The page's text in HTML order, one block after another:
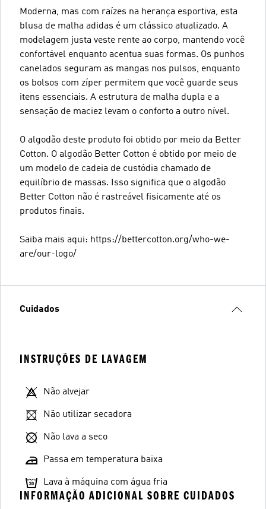
Moderna, mas com raízes na herança esportiva, esta
blusa de malha adidas é um clássico atualizado. A
modelagem justa veste rente ao corpo, mantendo você
confortável enquanto acentua suas formas. Os punhos
canelados seguram as mangas nos pulsos, enquanto
os bolsos com zíper permitem que você guarde seus
itens essenciais. A estrutura de malha dupla e a
sensação de maciez levam o conforto a outro nível.
O algodão deste produto foi obtido por meio da Better
Cotton. O algodão Better Cotton é obtido por meio de
um modelo de cadeia de custódia chamado de
equilíbrio de massas. Isso significa que o algodão
Better Cotton não é rastreável fisicamente até os
produtos finais.
Saiba mais aqui: https://bettercotton.org/who-we-
are/our-logo/
Cuidados
INSTRUÇÕES DE LAVAGEM
Não alvejar
Não utilizar secadora
Não lava a seco
Passa em temperatura baixa
Lava à máquina com água fria
INFORMAÇÃO ADICIONAL SOBRE CUIDADOS